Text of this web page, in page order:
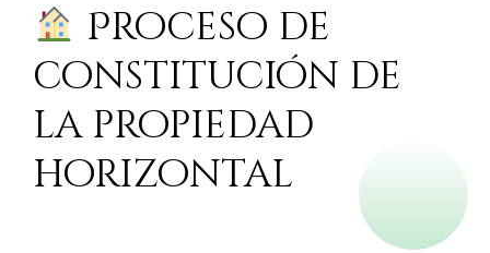
Proceso de
constitución de
la propiedad
horizontal